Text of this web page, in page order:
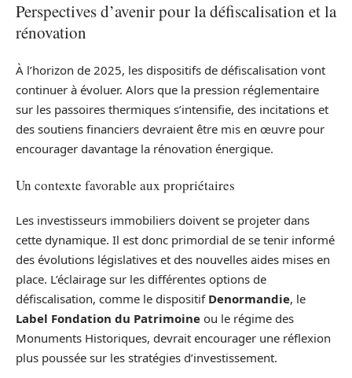
Perspectives d’avenir pour la défiscalisation et la
rénovation
À l’horizon de 2025, les dispositifs de défiscalisation vont
continuer à évoluer. Alors que la pression réglementaire
sur les passoires thermiques s’intensifie, des incitations et
des soutiens financiers devraient être mis en œuvre pour
encourager davantage la rénovation énergique.
Un contexte favorable aux propriétaires
Les investisseurs immobiliers doivent se projeter dans
cette dynamique. Il est donc primordial de se tenir informé
des évolutions législatives et des nouvelles aides mises en
place. L’éclairage sur les différentes options de
défiscalisation, comme le dispositif Denormandie, le
Label Fondation du Patrimoine ou le régime des
Monuments Historiques, devrait encourager une réflexion
plus poussée sur les stratégies d’investissement.